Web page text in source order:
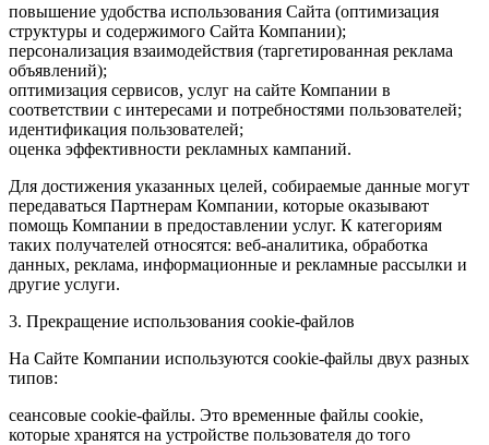
повышение удобства использования Сайта (оптимизация
структуры и содержимого Сайта Компании);
персонализация взаимодействия (таргетированная реклама
объявлений);
оптимизация сервисов, услуг на сайте Компании в
соответствии с интересами и потребностями пользователей;
идентификация пользователей;
оценка эффективности рекламных кампаний.
Для достижения указанных целей, собираемые данные могут
передаваться Партнерам Компании, которые оказывают
помощь Компании в предоставлении услуг. К категориям
таких получателей относятся: веб-аналитика, обработка
данных, реклама, информационные и рекламные рассылки и
другие услуги.
3. Прекращение использования cookie-файлов
На Сайте Компании используются cookie-файлы двух разных
типов:
сеансовые cookie-файлы. Это временные файлы cookie,
которые хранятся на устройстве пользователя до того